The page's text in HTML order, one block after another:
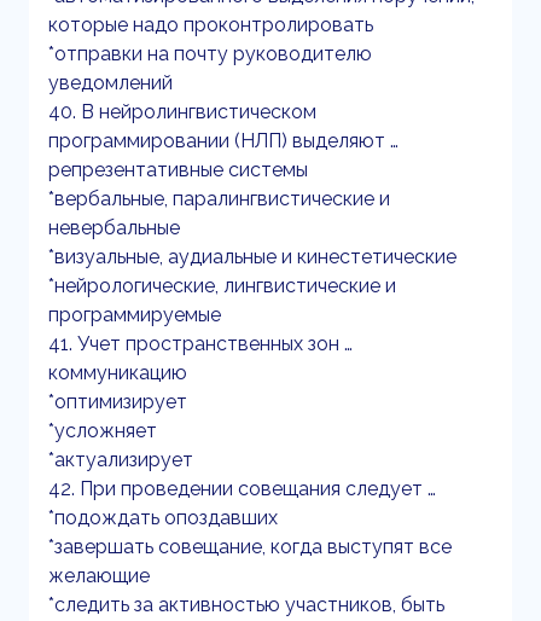
которые надо проконтролировать
*отправки на почту руководителю
уведомлений
40. В нейролингвистическом
программировании (НЛП) выделяют …
репрезентативные системы
*вербальные, паралингвистические и
невербальные
*визуальные, аудиальные и кинестетические
*нейрологические, лингвистические и
программируемые
41. Учет пространственных зон …
коммуникацию
*оптимизирует
*усложняет
*актуализирует
42. При проведении совещания следует …
*подождать опоздавших
*завершать совещание, когда выступят все
желающие
*следить за активностью участников, быть